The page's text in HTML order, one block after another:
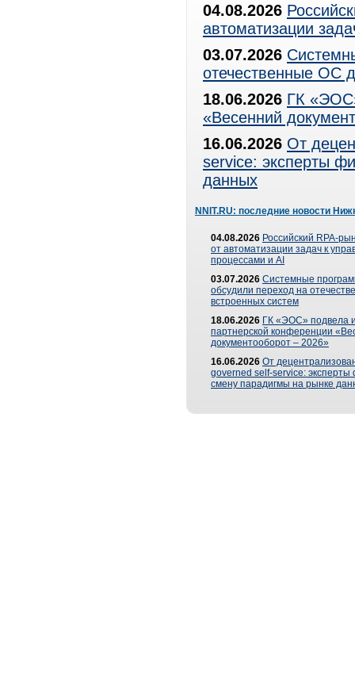
04.08.2026
автоматизации
03.07.2026
отечественные ОС
18.06.2026 ГК
«Весенний
16.06.2026 От
service: эксперты
данных
NNIT.RU: последние новости
04.08.2026 Российский RPA-
от автоматизации задач к
процессами и AI
03.07.2026 Системные
обсудили переход на
встроенных систем
18.06.2026 ГК «ЭОС» подвела
партнерской конференции
документооборот – 2026»
16.06.2026 От
governed self-service: эксперты
смену парадигмы на рынке